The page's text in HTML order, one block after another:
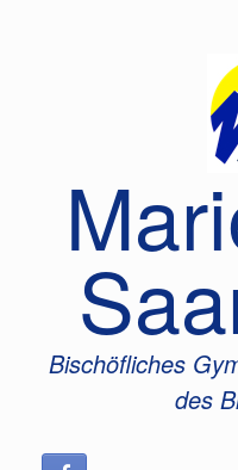
Bischöfliches
des